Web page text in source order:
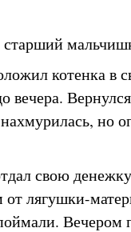
котенка в
вечера.
но
свою
лягушки-